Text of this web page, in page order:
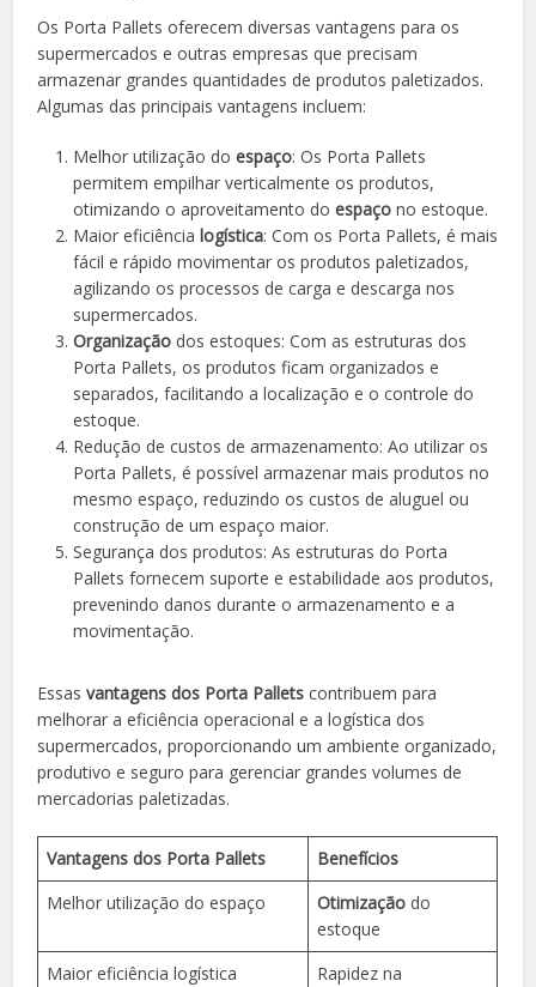
Os Porta Pallets oferecem diversas vantagens para os
supermercados e outras empresas que precisam
armazenar grandes quantidades de produtos paletizados.
Algumas das principais vantagens incluem:
Melhor utilização doespaço: Os Porta Pallets
permitem empilhar verticalmente os produtos,
otimizando o aproveitamento doespaço no estoque.
Maior eficiência logística: Com os Porta Pallets, é mais
fácil e rápido movimentar os produtos paletizados,
agilizando os processos de carga e descarga nos
supermercados.
Organização dos estoques: Com as estruturas dos
Porta Pallets, os produtos ficam organizados e
separados, facilitando a localização e o controle do
estoque.
Redução de custos de armazenamento: Ao utilizar os
Porta Pallets, é possível armazenar mais produtos no
mesmo espaço, reduzindo os custos de aluguel ou
construção de um espaço maior.
Segurança dos produtos: As estruturas do Porta
Pallets fornecem suporte e estabilidade aos produtos,
prevenindo danos durante o armazenamento e a
movimentação.
Essasvantagens dos Porta Pallets contribuem para
melhorar a eficiência operacional e a logística dos
supermercados, proporcionando um ambiente organizado,
produtivo e seguro para gerenciar grandes volumes de
mercadorias paletizadas.
Vantagens dos Porta Pallets
Benefícios
Melhor utilização do espaço
Otimização do
estoque
Maior eficiência logística
Rapidez na